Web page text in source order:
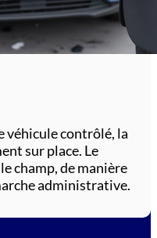
véhicule contrôlé, la
sur place. Le
champ, de manière
administrative.